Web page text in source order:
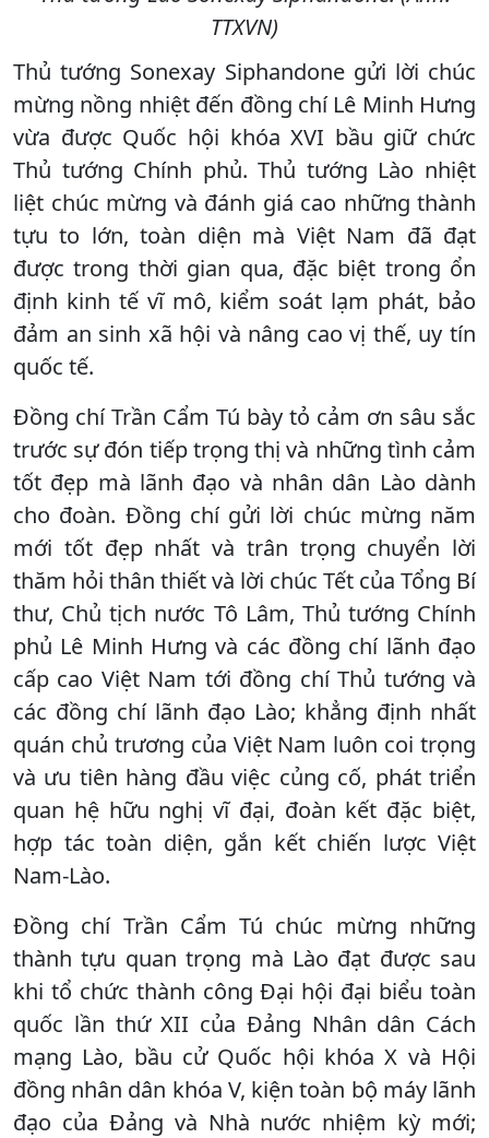
TTXVN)
Thủ tướng Sonexay Siphandone gửi lời chúc
mừng nồng nhiệt đến đồng chí Lê Minh Hưng
vừa được Quốc hội khóa XVI bầu giữ chức
Thủ tướng Chính phủ. Thủ tướng Lào nhiệt
liệt chúc mừng và đánh giá cao những thành
tựu to lớn, toàn diện mà Việt Nam đã đạt
được trong thời gian qua, đặc biệt trong ổn
định kinh tế vĩ mô, kiểm soát lạm phát, bảo
đảm an sinh xã hội và nâng cao vị thế, uy tín
quốc tế.
Đồng chí Trần Cẩm Tú bày tỏ cảm ơn sâu sắc
trước sự đón tiếp trọng thị và những tình cảm
tốt đẹp mà lãnh đạo và nhân dân Lào dành
cho đoàn. Đồng chí gửi lời chúc mừng năm
mới tốt đẹp nhất và trân trọng chuyển lời
thăm hỏi thân thiết và lời chúc Tết của Tổng Bí
thư, Chủ tịch nước Tô Lâm, Thủ tướng Chính
phủ Lê Minh Hưng và các đồng chí lãnh đạo
cấp cao Việt Nam tới đồng chí Thủ tướng và
các đồng chí lãnh đạo Lào; khẳng định nhất
quán chủ trương của Việt Nam luôn coi trọng
và ưu tiên hàng đầu việc củng cố, phát triển
quan hệ hữu nghị vĩ đại, đoàn kết đặc biệt,
hợp tác toàn diện, gắn kết chiến lược Việt
Nam-Lào.
Đồng chí Trần Cẩm Tú chúc mừng những
thành tựu quan trọng mà Lào đạt được sau
khi tổ chức thành công Đại hội đại biểu toàn
quốc lần thứ XII của Đảng Nhân dân Cách
mạng Lào, bầu cử Quốc hội khóa X và Hội
đồng nhân dân khóa V, kiện toàn bộ máy lãnh
đạo của Đảng và Nhà nước nhiệm kỳ mới;